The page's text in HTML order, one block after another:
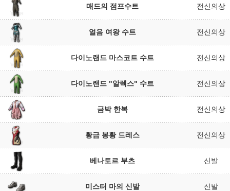
매드의 점프수트 전신의상
얼음 여왕 수트 전신의상
다이노랜드 마스코트 수트 전신의상
다이노랜드 "알렉스" 수트 전신의상
금박 한복 전신의상
황금 봉황 드레스 전신의상
베나토르 부츠 신발
미스터 마의 신발 신발